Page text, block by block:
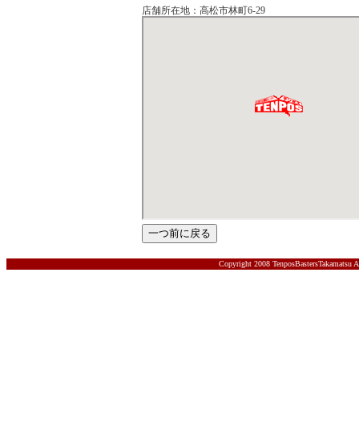
店舗所在地：高松市林町6-29
Copyright 2008 TenposBastersTakamatsu